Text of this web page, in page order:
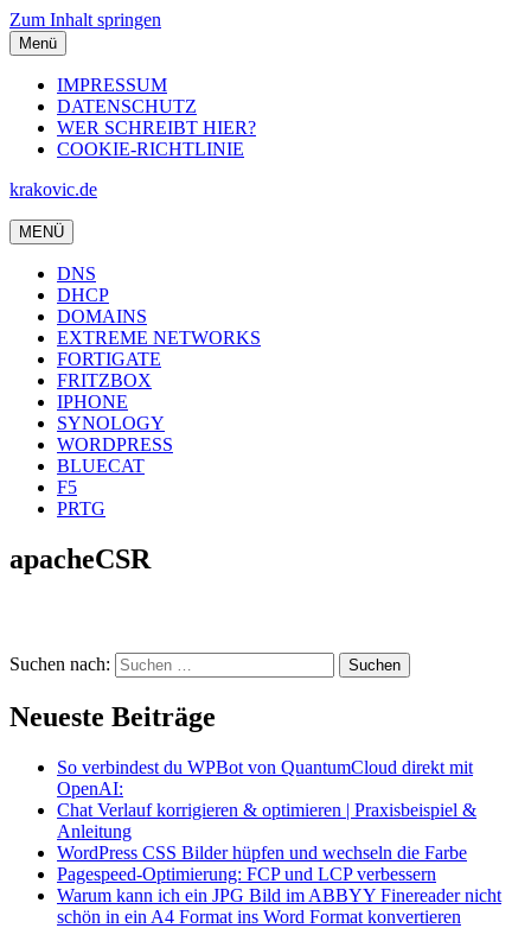
Zum Inhalt springen
Menü
IMPRESSUM
DATENSCHUTZ
WER SCHREIBT HIER?
COOKIE-RICHTLINIE
krakovic.de
MENÜ
DNS
DHCP
DOMAINS
EXTREME NETWORKS
FORTIGATE
FRITZBOX
IPHONE
SYNOLOGY
WORDPRESS
BLUECAT
F5
PRTG
apacheCSR
Suchen nach:
Neueste Beiträge
So verbindest du WPBot von QuantumCloud direkt mit
OpenAI:
Chat Verlauf korrigieren & optimieren | Praxisbeispiel &
Anleitung
WordPress CSS Bilder hüpfen und wechseln die Farbe
Pagespeed-Optimierung: FCP und LCP verbessern
Warum kann ich ein JPG Bild im ABBYY Finereader nicht
schön in ein A4 Format ins Word Format konvertieren